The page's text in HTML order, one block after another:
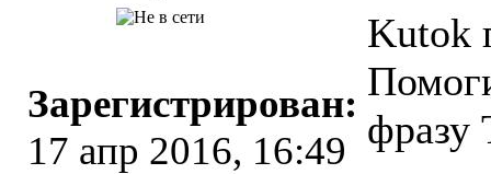
Зарегистрирован:
17 апр 2016, 16:49
Kutok
фразу